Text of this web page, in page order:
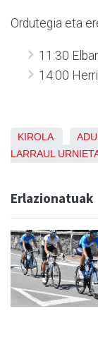
Ordutegia eta
11:30
14:00
KIROLA
LARRAUL
Erlazionatuak